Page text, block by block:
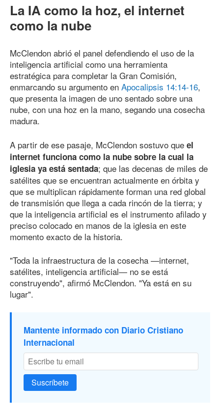
La IA como la hoz, el internet
como la nube
McClendon abrió el panel defendiendo el uso de la
inteligencia artificial como una herramienta
estratégica para completar la Gran Comisión,
enmarcando su argumento en Apocalipsis 14:14-16,
que presenta la imagen de uno sentado sobre una
nube, con una hoz en la mano, segando una cosecha
madura.
A partir de ese pasaje, McClendon sostuvo que el
internet funciona como la nube sobre la cual la
iglesia ya está sentada; que las decenas de miles de
satélites que se encuentran actualmente en órbita y
que se multiplican rápidamente forman una red global
de transmisión que llega a cada rincón de la tierra; y
que la inteligencia artificial es el instrumento afilado y
preciso colocado en manos de la iglesia en este
momento exacto de la historia.
"Toda la infraestructura de la cosecha —internet,
satélites, inteligencia artificial— no se está
construyendo", afirmó McClendon. "Ya está en su
lugar".
Mantente informado con Diario Cristiano
Internacional
Suscríbete